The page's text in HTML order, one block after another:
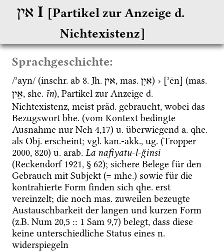
אין ‎ I [Partikel zur Anzeige d.
Nichtexistenz]
Sprachgeschichte:
/ʾayn/ (inschr. ab 8. Jh. אין, mas. אַיִן) › [ʾēn] (mas.
אֵין, she. īn), Partikel zur Anzeige d.
Nichtexistenz, meist präd. gebraucht, wobei das
Bezugswort bhe. (vom Kontext bedingte
Ausnahme nur Neh 4,17) u. überwiegend a. qhe.
als Obj. erscheint; vgl. kan.-akk., ug. (Tropper
2000, 820) u. arab. Lā nāfiyatu-l-ǧinsi
(Reckendorf 1921, § 62); sichere Belege für den
Gebrauch mit Subjekt (= mhe.) sowie für die
kontrahierte Form finden sich qhe. erst
vereinzelt; die noch mas. zuweilen bezeugte
Austauschbarkeit der langen und kurzen Form
(z.B. Num 20,5 :: 1 Sam 9,7) belegt, dass diese
keine unterschiedliche Status eines n.
widerspiegeln